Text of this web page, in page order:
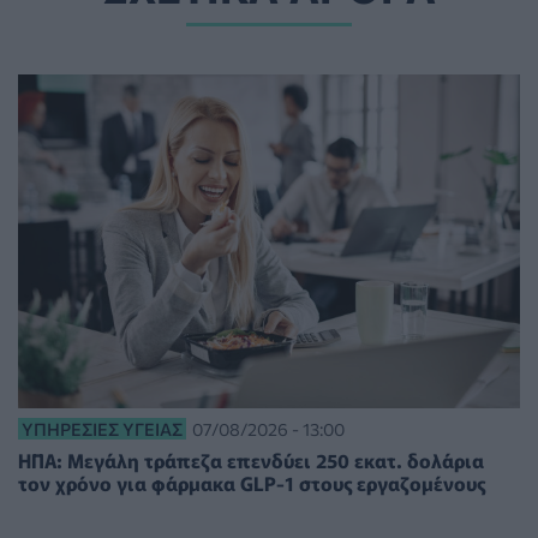
ΥΠΗΡΕΣΊΕΣ ΥΓΕΊΑΣ 07/08/2026 - 13:00
ΗΠΑ: Μεγάλη τράπεζα επενδύει 250 εκατ. δολάρια
τον χρόνο για φάρμακα GLP-1 στους εργαζομένους